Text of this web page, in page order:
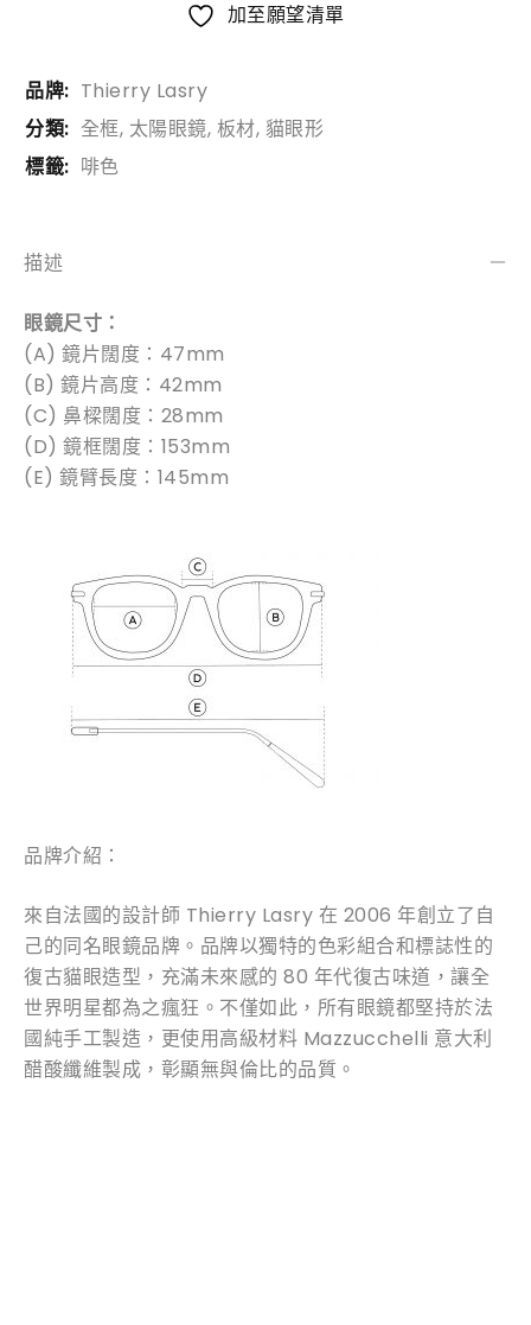
加至願望清單
品牌: Thierry Lasry
分類: 全框, 太陽眼鏡, 板材, 貓眼形
標籤: 啡色
描述
眼鏡尺寸：
(A) 鏡片闊度：47mm
(B) 鏡片高度：42mm
(C) 鼻樑闊度：28mm
(D) 鏡框闊度：153mm
(E) 鏡臂長度：145mm
品牌介紹：
來自法國的設計師 Thierry Lasry 在 2006 年創立了自
己的同名眼鏡品牌。品牌以獨特的色彩組合和標誌性的
復古貓眼造型，充滿未來感的 80 年代復古味道，讓全
世界明星都為之瘋狂。不僅如此，所有眼鏡都堅持於法
國純手工製造，更使用高級材料 Mazzucchelli 意大利
醋酸纖維製成，彰顯無與倫比的品質。